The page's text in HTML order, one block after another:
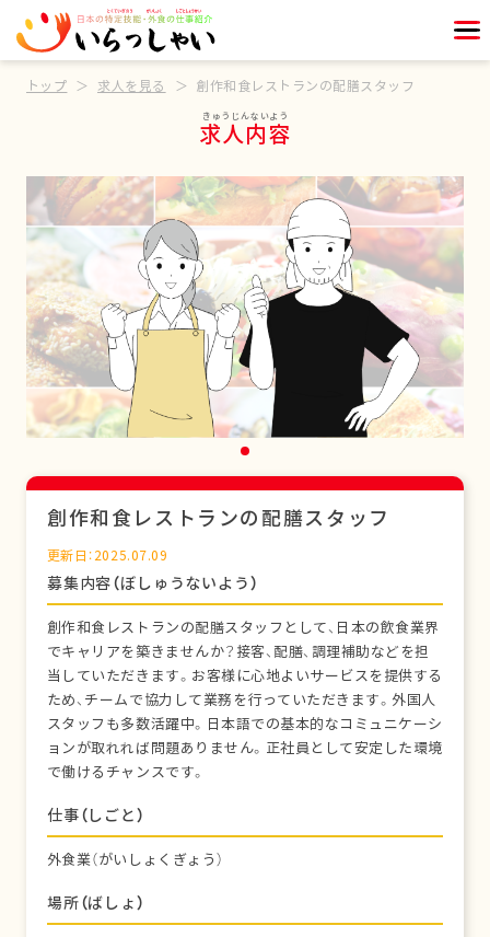
トップ 求人を見る 創作和食レストランの配膳スタッフ
求人内容
創作和食レストランの配膳スタッフ
更新日：2025.07.09
募集内容（ぼしゅうないよう）
創作和食レストランの配膳スタッフとして、日本の飲食業界
でキャリアを築きませんか？接客、配膳、調理補助などを担
当していただきます。お客様に心地よいサービスを提供する
ため、チームで協力して業務を行っていただきます。外国人
スタッフも多数活躍中。日本語での基本的なコミュニケーシ
ョンが取れれば問題ありません。正社員として安定した環境
で働けるチャンスです。
仕事（しごと）
外食業（がいしょくぎょう）
場所（ばしょ）